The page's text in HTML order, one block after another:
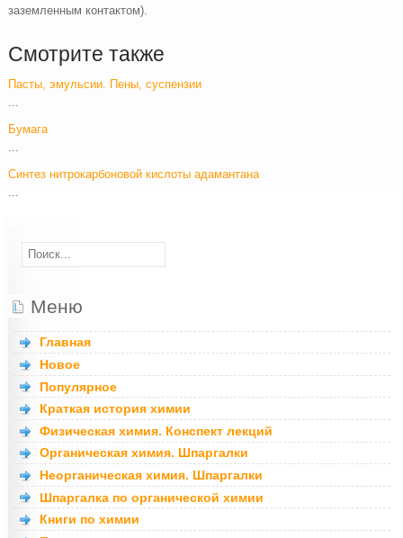
заземленным контактом).
Смотрите также
Пасты, эмульсии. Пены, суспензии
...
Бумага
...
Синтез нитрокарбоновой кислоты адамантана
...
Меню
Главная
Новое
Популярное
Краткая история химии
Физическая химия. Конспект лекций
Органическая химия. Шпаргалки
Неорганическая химия. Шпаргалки
Шпаргалка по органической химии
Книги по химии